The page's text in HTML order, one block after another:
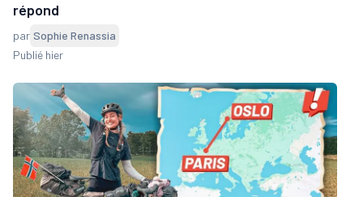
répond
par Sophie Renassia
Publié hier